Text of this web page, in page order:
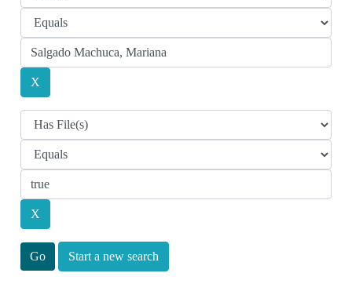
Start a new search